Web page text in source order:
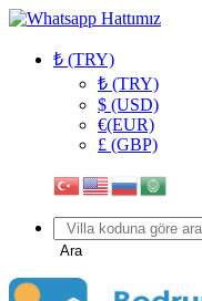
₺ (TRY)
₺ (TRY)
$ (USD)
€(EUR)
£ (GBP)
Ara